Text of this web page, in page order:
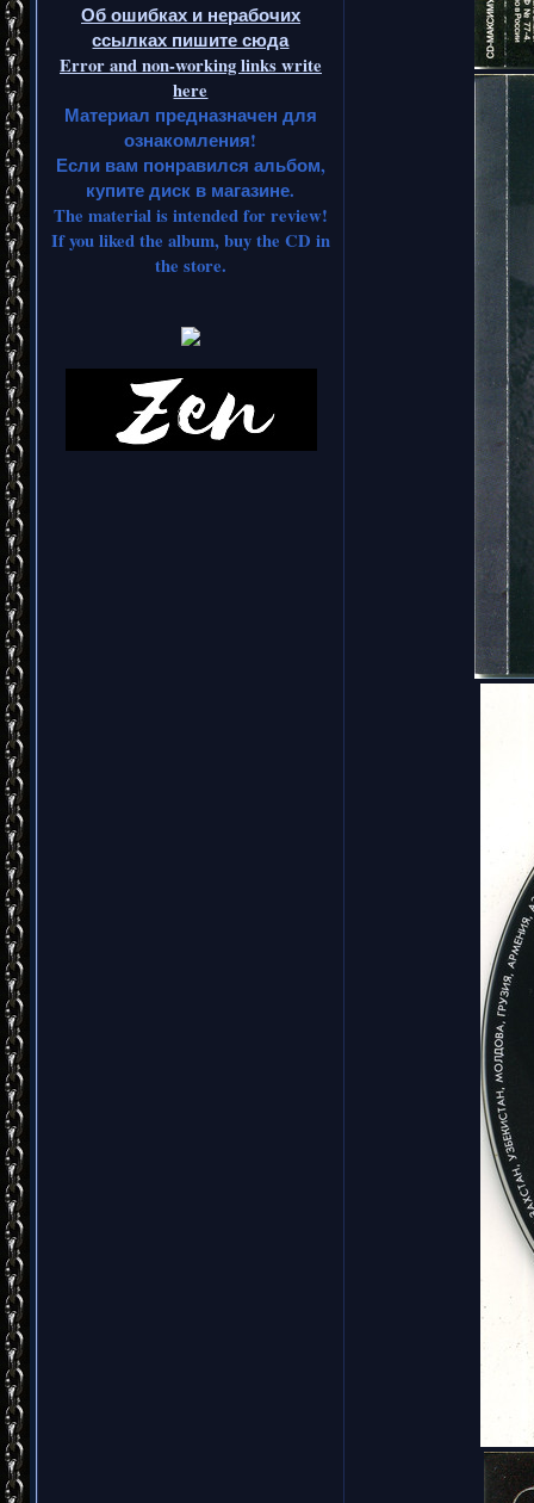
Об ошибках и нерабочих
ссылках пишите сюда
Error and non-working links write
here
Материал предназначен для
ознакомления!
Если вам понравился альбом,
купите диск в магазине.
The material is intended for review!
If you liked the album, buy the CD in
the store.